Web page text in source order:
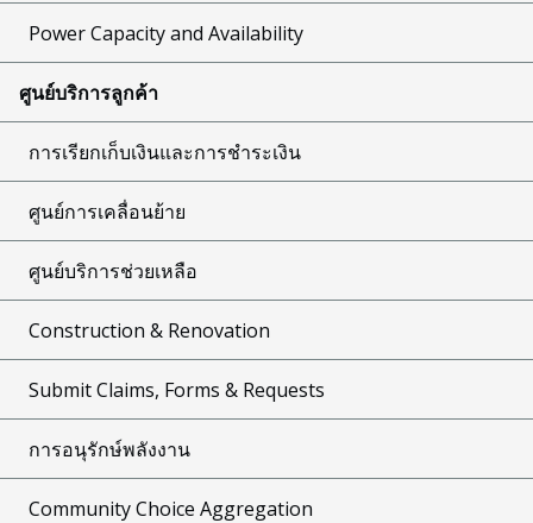
Power Capacity and Availability
ศูนย์บริการลูกค้า
การเรียกเก็บเงินและการชำระเงิน
ศูนย์การเคลื่อนย้าย
ศูนย์บริการช่วยเหลือ
Construction & Renovation
Submit Claims, Forms & Requests
การอนุรักษ์พลังงาน
Community Choice Aggregation